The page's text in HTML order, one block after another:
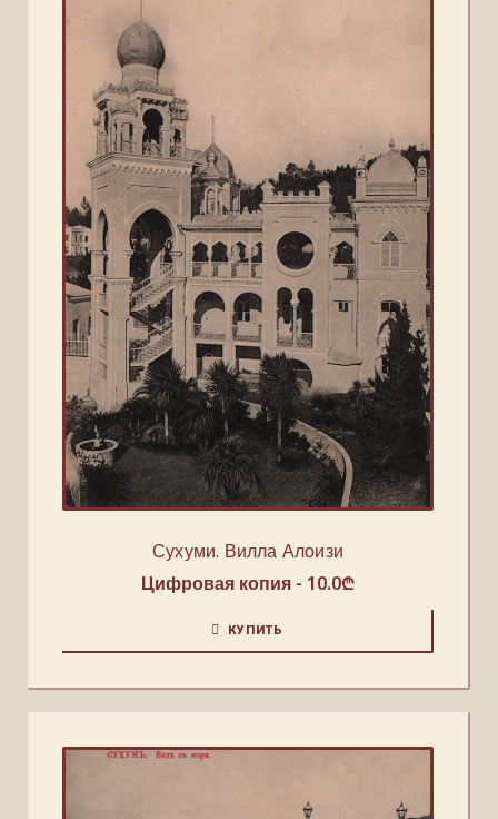
Сухуми. Вилла Алоизи
Цифровая копия - 10.0₾
КУПИТЬ